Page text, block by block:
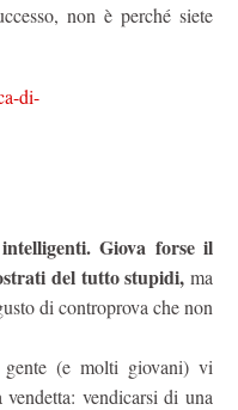
non è perché siete
Giova forse il
del tutto stupidi, ma
di controprova che non
(e molti giovani) vi
vendicarsi di una